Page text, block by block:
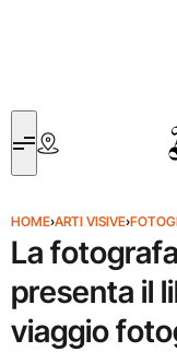
HOME›ARTI VISIVE›
La
presenta il
viaggio